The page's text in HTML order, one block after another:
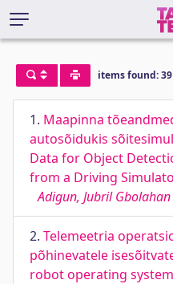
items found: 39
1. Maapinna
autosõidukis
Data for Object
from a Driving
Adigun, Jubril Gbolahan
2. Telemeetria
põhinevatele
robot operating